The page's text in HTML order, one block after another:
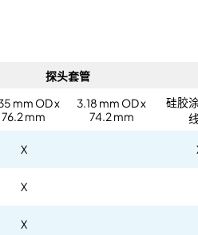
探头套管
mm OD x
76.2 mm
3.18 mm OD x
74.2 mm
硅胶
X
X
X